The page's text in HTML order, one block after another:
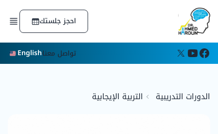
احجز جلستك
المقالات
عن الدكتور
تواصل معناEnglish
الدورات التدريبية التربية الإيجابية